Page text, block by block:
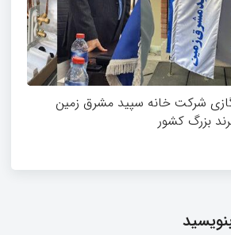
گازی شرکت خانه سپید مشرق زمین
بزرگ کشور